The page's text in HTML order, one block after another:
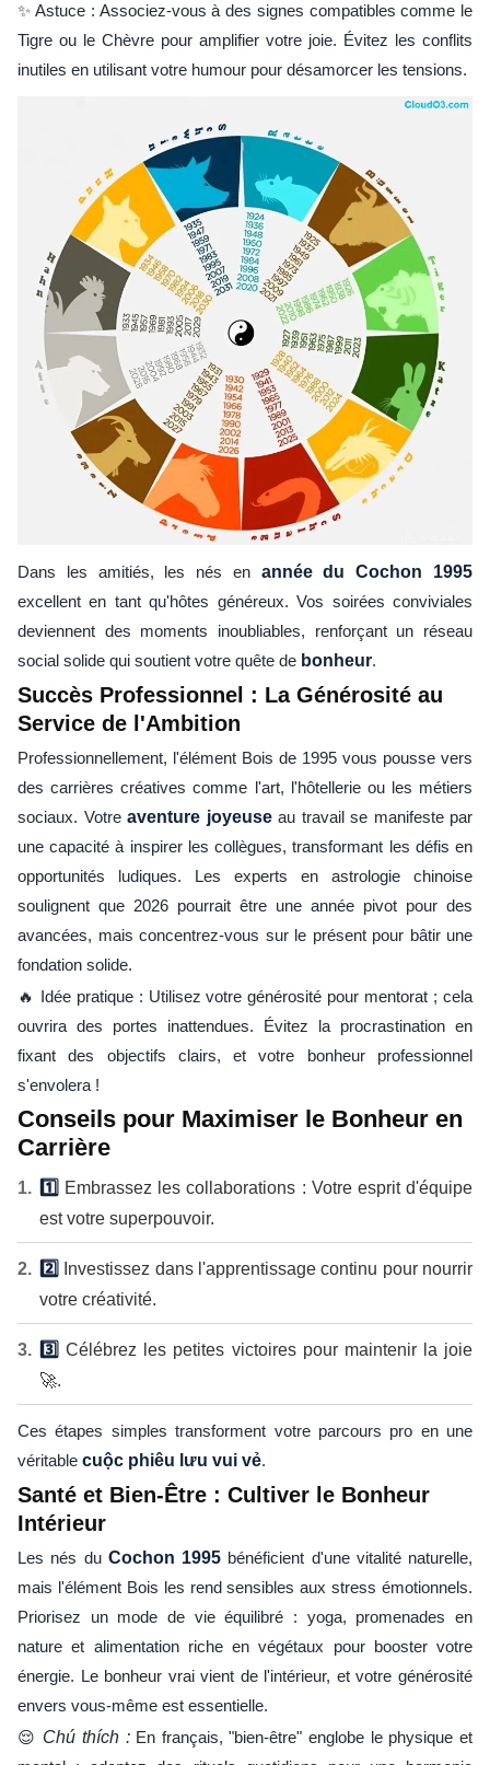
✨ Astuce : Associez-vous à des signes compatibles comme le
Tigre ou le Chèvre pour amplifier votre joie. Évitez les conflits
inutiles en utilisant votre humour pour désamorcer les tensions.
Dans les amitiés, les nés en année du Cochon 1995
excellent en tant qu'hôtes généreux. Vos soirées conviviales
deviennent des moments inoubliables, renforçant un réseau
social solide qui soutient votre quête de bonheur.
Succès Professionnel : La Générosité au
Service de l'Ambition
Professionnellement, l'élément Bois de 1995 vous pousse vers
des carrières créatives comme l'art, l'hôtellerie ou les métiers
sociaux. Votre aventure joyeuseau travail se manifeste par
une capacité à inspirer les collègues, transformant les défis en
opportunités ludiques. Les experts en astrologie chinoise
soulignent que 2026 pourrait être une année pivot pour des
avancées, mais concentrez-vous sur le présent pour bâtir une
fondation solide.
🔥 Idée pratique : Utilisez votre générosité pour mentorat ; cela
ouvrira des portes inattendues. Évitez la procrastination en
fixant des objectifs clairs, et votre bonheur professionnel
s'envolera !
Conseils pour Maximiser le Bonheur en
Carrière
1️⃣
Embrassez les collaborations : Votre esprit d'équipe
est votre superpouvoir.
2️⃣
Investissez dans l'apprentissage continu pour nourrir
votre créativité.
3️⃣ Célébrez les petites victoires pour maintenir la joie
🚀.
Ces étapes simples transforment votre parcours pro en une
véritable cuộc phiêu lưu vui vẻ.
Santé et Bien-Être : Cultiver le Bonheur
Intérieur
Les nés du Cochon 1995 bénéficient d'une vitalité naturelle,
mais l'élément Bois les rend sensibles aux stress émotionnels.
Priorisez un mode de vie équilibré : yoga, promenades en
nature et alimentation riche en végétaux pour booster votre
énergie. Le bonheur vrai vient de l'intérieur, et votre générosité
envers vous-même est essentielle.
😌 Chú thích :En français, "bien-être" englobe le physique et